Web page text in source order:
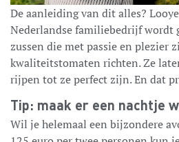
De aanleiding van dit alles?
Nederlandse familiebedrijf wordt
zussen die met passie en plezier
kwaliteitstomaten richten. Ze
rijpen tot ze perfect zijn. En dat
Tip: maak er een nachtje
Wil je helemaal een bijzondere